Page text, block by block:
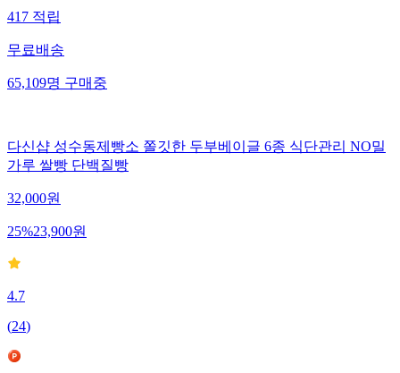
417적립
무료배송
65,109명구매중
다신샵 성수동제빵소 쫄깃한 두부베이글 6종 식단관리 NO밀
가루 쌀빵 단백질빵
32,000원
25%23,900원
4.7
(24)